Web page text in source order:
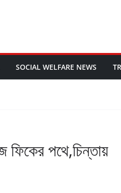
SOCIAL WELFARE NEWS
ফিকের পথে,চিন্তায়